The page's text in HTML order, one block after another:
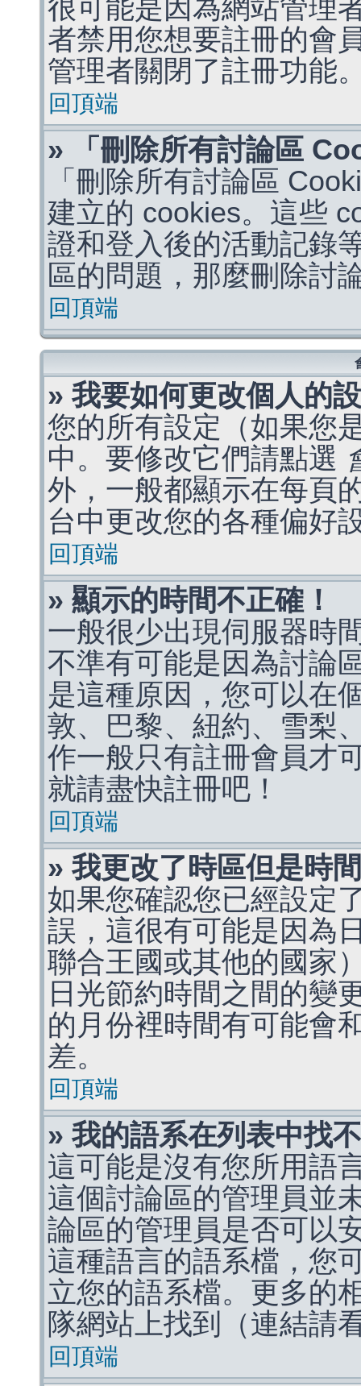
很可能是因為網站管理
者禁用您想要註冊的會
管理者關閉了註冊功能
回頂端
» 「刪除所有討論區
「刪除所有討論區
建立的 cookies。這些
證和登入後的活動記錄
區的問題，那麼刪除討
回頂端
» 我要如何更改個人的
您的所有設定（如果您
中。要修改它們請點選
外，一般都顯示在每頁
台中更改您的各種偏好
回頂端
» 顯示的時間不正確！
一般很少出現伺服器時
不準有可能是因為討論
是這種原因，您可以在
敦、巴黎、紐約、雪梨
作一般只有註冊會員才
就請盡快註冊吧！
回頂端
» 我更改了時區但是時
如果您確認您已經設定
誤，這很有可能是因為
聯合王國或其他的國家
日光節約時間之間的變
的月份裡時間有可能會
差。
回頂端
» 我的語系在列表中找
這可能是沒有您所用語
這個討論區的管理員並
論區的管理員是否可以
這種語言的語系檔，您
立您的語系檔。更多的
隊網站上找到（連結請
回頂端